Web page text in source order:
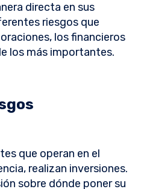
directa en sus
riesgos que
los financieros
los más importantes.
que operan en el
realizan inversiones.
sobre dónde poner su